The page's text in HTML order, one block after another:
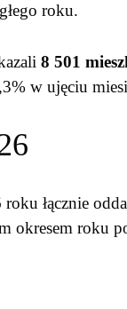
roku.
8 501
w ujęciu
łącznie
okresem roku